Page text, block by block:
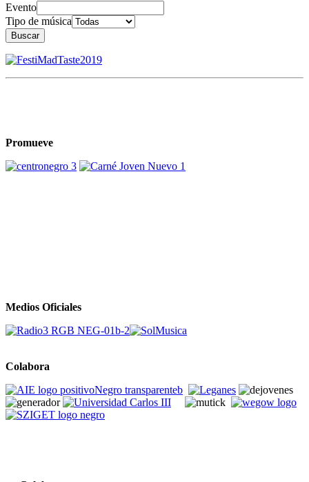
Evento
Tipo de música
Buscar
Promueve
Medios Oficiales
Colabora